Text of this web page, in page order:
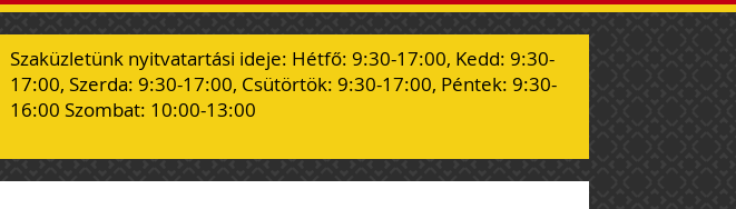
Szaküzletünk nyitvatartási ideje: Hétfő: 9:30-17:00, Kedd: 9:30-
17:00, Szerda: 9:30-17:00, Csütörtök: 9:30-17:00, Péntek: 9:30-
16:00 Szombat: 10:00-13:00